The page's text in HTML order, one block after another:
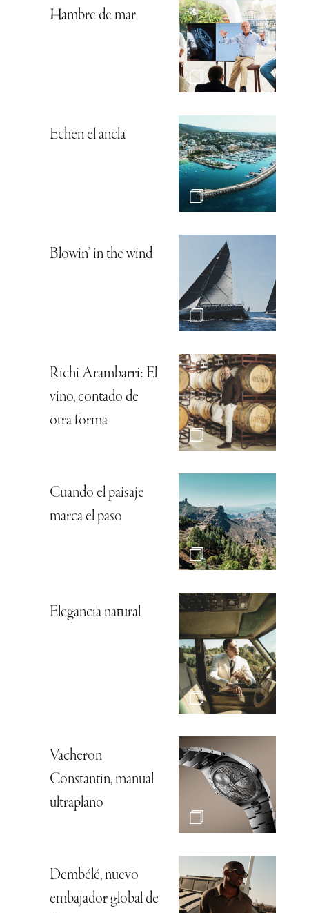
Hambre de mar
Echen el ancla
Blowin’ in the wind
Richi Arambarri: El
vino, contado de
otra forma
Cuando el paisaje
marca el paso
Elegancia natural
Vacheron
Constantin, manual
ultraplano
Dembélé, nuevo
embajador global de